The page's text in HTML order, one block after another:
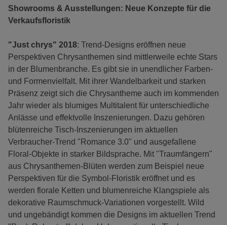
Showrooms & Ausstellungen: Neue Konzepte für die
Verkaufsfloristik
"Just chrys" 2018: Trend-Designs eröffnen neue
Perspektiven Chrysanthemen sind mittlerweile echte Stars
in der Blumenbranche. Es gibt sie in unendlicher Farben-
und Formenvielfalt. Mit ihrer Wandelbarkeit und starken
Präsenz zeigt sich die Chrysantheme auch im kommenden
Jahr wieder als blumiges Multitalent für unterschiedliche
Anlässe und effektvolle Inszenierungen. Dazu gehören
blütenreiche Tisch-Inszenierungen im aktuellen
Verbraucher-Trend "Romance 3.0" und ausgefallene
Floral-Objekte in starker Bildsprache. Mit "Traumfängern"
aus Chrysanthemen-Blüten werden zum Beispiel neue
Perspektiven für die Symbol-Floristik eröffnet und es
werden florale Ketten und blumenreiche Klangspiele als
dekorative Raumschmuck-Variationen vorgestellt. Wild
und ungebändigt kommen die Designs im aktuellen Trend